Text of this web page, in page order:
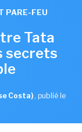
PARE-FEU
Tata
secrets
Costa) , publié le